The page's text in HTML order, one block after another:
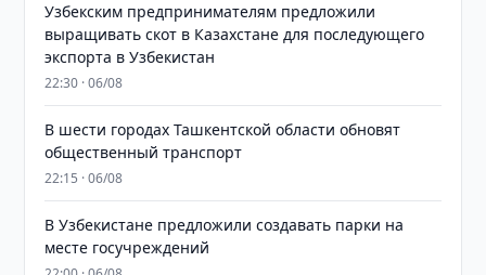
Узбекским предпринимателям предложили
выращивать скот в Казахстане для последующего
экспорта в Узбекистан
22:30 · 06/08
В шести городах Ташкентской области обновят
общественный транспорт
22:15 · 06/08
В Узбекистане предложили создавать парки на
месте госучреждений